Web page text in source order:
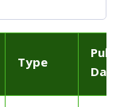
Type